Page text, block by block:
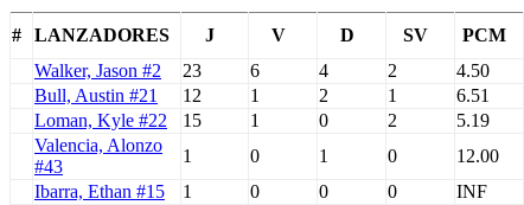
# LANZADORES J V D SV PCM
Walker, Jason #2
23 6 4 2 4.50
Bull, Austin #21
12 1 2 1 6.51
Loman, Kyle #22
15 1 0 2 5.19
Valencia, Alonzo
#43
1 0 1 0 12.00
Ibarra, Ethan #15
1 0 0 0 INF